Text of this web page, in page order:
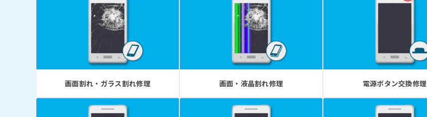
画面割れ・ガラス割れ修理 画面・液晶割れ修理 電源ボタン交換修理